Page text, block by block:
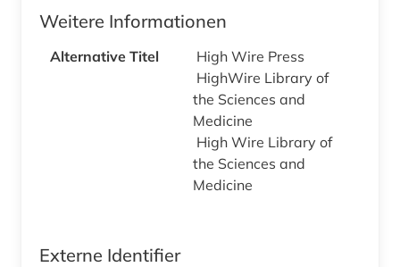
Weitere Informationen
Alternative Titel
High Wire Press
HighWire Library of
the Sciences and
Medicine
High Wire Library of
the Sciences and
Medicine
Externe Identifier